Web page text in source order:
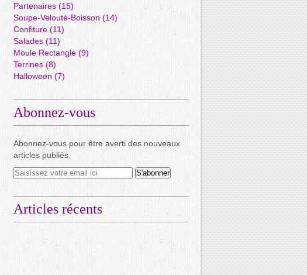
Partenaires (15)
Soupe-Velouté-Boisson (14)
Confiture (11)
Salades (11)
Moule Rectangle (9)
Terrines (8)
Halloween (7)
Abonnez-vous
Abonnez-vous pour être averti des nouveaux
articles publiés.
Articles récents